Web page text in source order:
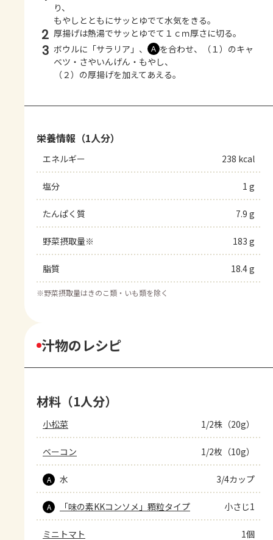
り、
もやしとともにサッとゆでて水気をきる。
2 厚揚げは熱湯でサッとゆでて１ｃｍ厚さに切る。
3 ボウルに「サラリア」、 Ａ を合わせ、（１）のキャ
ベツ・さやいんげん・もやし、
（２）の厚揚げを加えてあえる。
栄養情報（1人分）
エネルギー 238 kcal
塩分 1 g
たんぱく質 7.9 g
野菜摂取量※ 183 g
脂質 18.4 g
※野菜摂取量はきのこ類・いも類を除く
汁物のレシピ
材料（1人分）
小松菜 1/2株（20g）
ベーコン 1/2枚（10g）
A 水 3/4カップ
A 「味の素KKコンソメ」顆粒タイプ 小さじ1
ミニトマト 1個